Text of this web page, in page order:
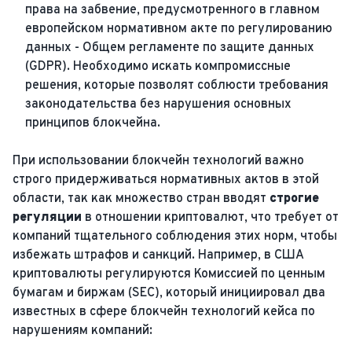
права на забвение, предусмотренного в главном
европейском нормативном акте по регулированию
данных - Общем регламенте по защите данных
(GDPR). Необходимо искать компромиссные
решения, которые позволят соблюсти требования
законодательства без нарушения основных
принципов блокчейна.
При использовании блокчейн технологий важно
строго придерживаться нормативных актов в этой
области, так как множество стран вводят строгие
регуляции в отношении криптовалют, что требует от
компаний тщательного соблюдения этих норм, чтобы
избежать штрафов и санкций. Например, в США
криптовалюты регулируются Комиссией по ценным
бумагам и биржам (SEC), который инициировал два
известных в сфере блокчейн технологий кейса по
нарушениям компаний: